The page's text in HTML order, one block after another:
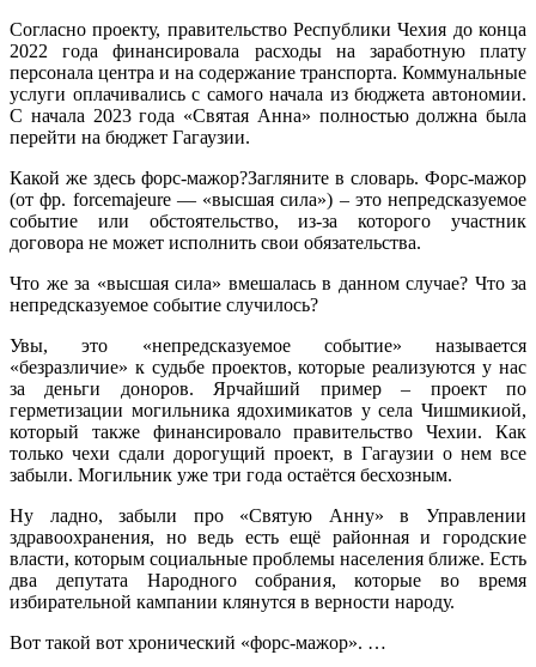
Согласно проекту, правительство Республики Чехия до конца
2022 года финансировала расходы на заработную плату
персонала центра и на содержание транспорта. Коммунальные
услуги оплачивались с самого начала из бюджета автономии.
С начала 2023 года «Святая Анна» полностью должна была
перейти на бюджет Гагаузии.
Какой же здесь форс-мажор?Загляните в словарь. Форс-мажор
(от фр. forcemajeure — «высшая сила») – это непредсказуемое
событие или обстоятельство, из-за которого участник
договора не может исполнить свои обязательства.
Что же за «высшая сила» вмешалась в данном случае? Что за
непредсказуемое событие случилось?
Увы, это «непредсказуемое событие» называется
«безразличие» к судьбе проектов, которые реализуются у нас
за деньги доноров. Ярчайший пример – проект по
герметизации могильника ядохимикатов у села Чишмикиой,
который также финансировало правительство Чехии. Как
только чехи сдали дорогущий проект, в Гагаузии о нем все
забыли. Могильник уже три года остаётся бесхозным.
Ну ладно, забыли про «Святую Анну» в Управлении
здравоохранения, но ведь есть ещё районная и городские
власти, которым социальные проблемы населения ближе. Есть
два депутата Народного собрания, которые во время
избирательной кампании клянутся в верности народу.
Вот такой вот хронический «форс-мажор». …